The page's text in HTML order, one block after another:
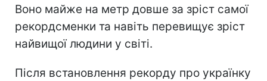
Воно майже на метр довше за зріст самої
рекордсменки та навіть перевищує зріст
найвищої людини у світі.
Після встановлення рекорду про українку